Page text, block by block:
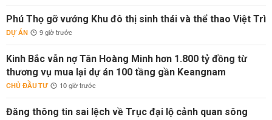
Phú Thọ gỡ vướng Khu đô thị sinh thái và thể thao Việt Trì
DỰ ÁN 9 giờ trước
Kinh Bắc vẫn nợ Tân Hoàng Minh hơn 1.800 tỷ đồng từ
thương vụ mua lại dự án 100 tầng gần Keangnam
CHỦ ĐẦU TƯ 10 giờ trước
Đăng thông tin sai lệch về Trục đại lộ cảnh quan sông